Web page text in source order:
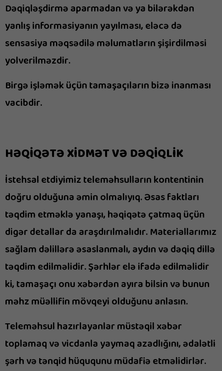
Dəqiqləşdirmə aparmadan və ya bilərəkdən
yanlış informasiyanın yayılması, eləcə də
sensasiya məqsədilə məlumatların şişirdilməsi
yolverilməzdir.
Birgə işləmək üçün tamaşaçıların bizə inanması
vacibdir.
HƏQİQƏTƏ XİDMƏT VƏ DƏQİQLİK
İstehsal etdiyimiz teleməhsulların kontentinin
doğru olduğuna əmin olmalıyıq. Əsas faktları
təqdim etməklə yanaşı, həqiqətə çatmaq üçün
digər detallar da araşdırılmalıdır. Materiallarımız
sağlam dəlillərə əsaslanmalı, aydın və dəqiq dillə
təqdim edilməlidir. Şərhlər elə ifadə edilməlidir
ki, tamaşaçı onu xəbərdən ayıra bilsin və bunun
məhz müəllifin mövqeyi olduğunu anlasın.
Teleməhsul hazırlayanlar müstəqil xəbər
toplamaq və vicdanla yaymaq azadlığını, ədalətli
şərh və tənqid hüququnu müdafiə etməlidirlər.